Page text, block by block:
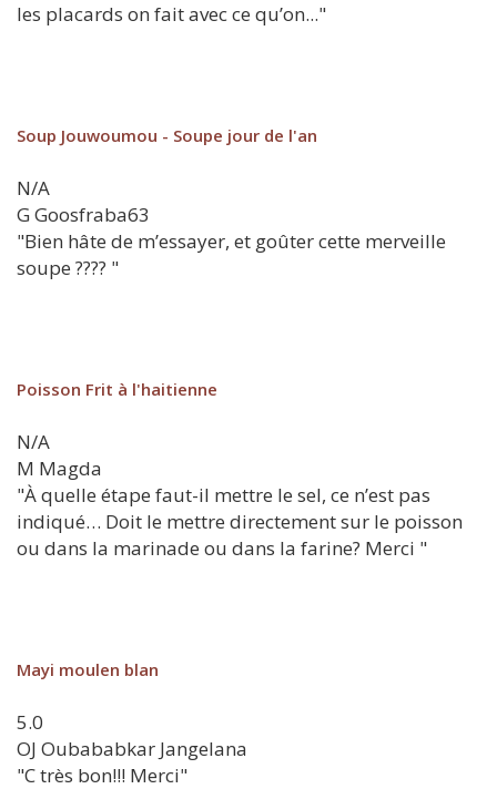
les placards on fait avec ce qu’on..."
Soup Jouwoumou - Soupe jour de l'an
N/A
G Goosfraba63
"Bien hâte de m’essayer, et goûter cette merveille
soupe ???? "
Poisson Frit à l'haitienne
N/A
M Magda
"À quelle étape faut-il mettre le sel, ce n’est pas
indiqué… Doit le mettre directement sur le poisson
ou dans la marinade ou dans la farine? Merci "
Mayi moulen blan
5.0
OJ Oubababkar Jangelana
"C très bon!!! Merci"